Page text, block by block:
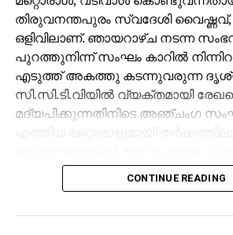
തിരുവനന്തപുരം സ്വദേശി വൈഷ്ണവ്,
ഒളിവിലാണ്. ഞായറാഴ്ച നടന്ന
പുറത്തുനിന്ന് സംഘം കാറില്‍
എടുത്ത് അകത്തു കടന്നുവരുന്ന
സി.സി.ടി.വിയില്‍ വ്യക്തമായി
മദ്യപിക്കുന്നതിനിടെ അഞ്ചംഗ
ജീവനക്കാരുമായി സംഘര്‍ഷം
സംഘം ആദ്യം ബാറില്‍ നിന്ന്
CONTINUE READING